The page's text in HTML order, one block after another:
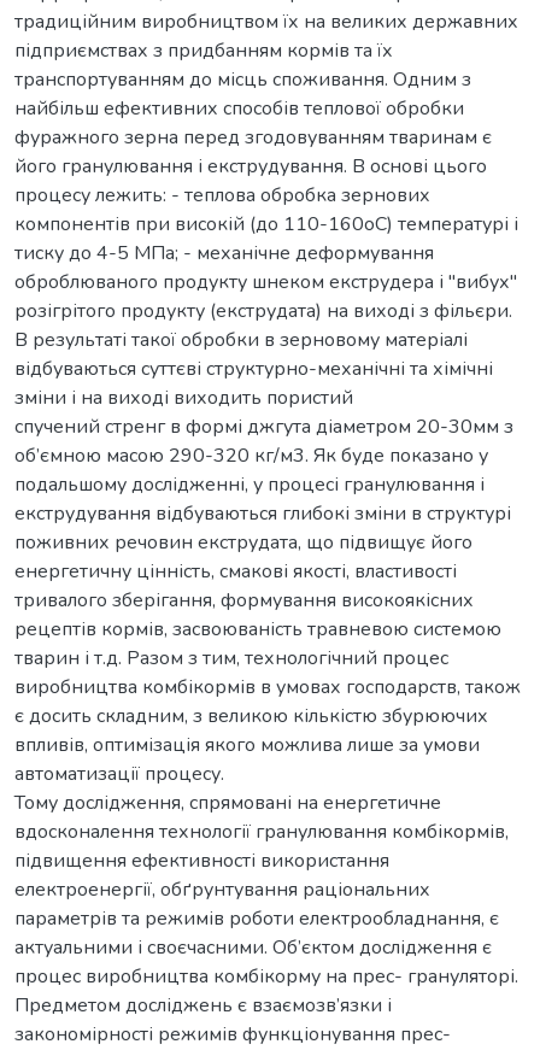
традиційним виробництвом їх на великих державних
підприємствах з придбанням кормів та їх
транспортуванням до місць споживання. Одним з
найбільш ефективних способів теплової обробки
фуражного зерна перед згодовуванням тваринам є
його гранулювання і екструдування. В основі цього
процесу лежить: - теплова обробка зернових
компонентів при високій (до 110-160оС) температурі і
тиску до 4-5 МПа; - механічне деформування
оброблюваного продукту шнеком екструдера і "вибух"
розігрітого продукту (екструдата) на виході з фільєри.
В результаті такої обробки в зерновому матеріалі
відбуваються суттєві структурно-механічні та хімічні
зміни і на виході виходить пористий
спучений стренг в формі джгута діаметром 20-30мм з
об’ємною масою 290-320 кг/м3. Як буде показано у
подальшому дослідженні, у процесі гранулювання і
екструдування відбуваються глибокі зміни в структурі
поживних речовин екструдата, що підвищує його
енергетичну цінність, смакові якості, властивості
тривалого зберігання, формування високоякісних
рецептів кормів, засвоюваність травневою системою
тварин і т.д. Разом з тим, технологічний процес
виробництва комбікормів в умовах господарств, також
є досить складним, з великою кількістю збурюючих
впливів, оптимізація якого можлива лише за умови
автоматизації процесу.
Тому дослідження, спрямовані на енергетичне
вдосконалення технології гранулювання комбікормів,
підвищення ефективності використання
електроенергії, обґрунтування раціональних
параметрів та режимів роботи електрообладнання, є
актуальними і своєчасними. Об’єктом дослідження є
процес виробництва комбікорму на прес- грануляторі.
Предметом досліджень є взаємозв’язки і
закономірності режимів функціонування прес-